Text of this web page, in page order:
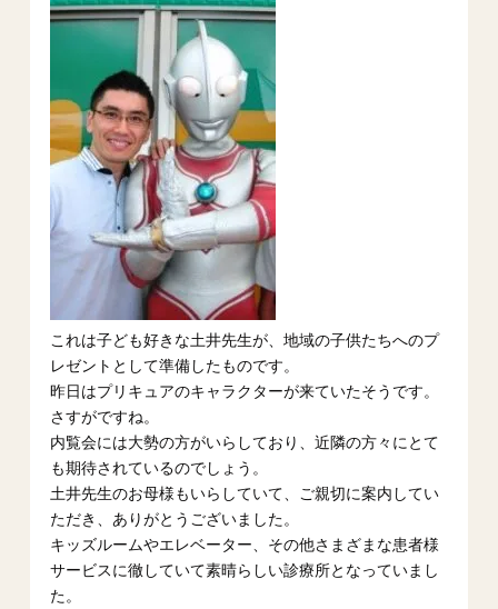
これは子ども好きな土井先生が、地域の子供たちへのプ
レゼントとして準備したものです。
昨日はプリキュアのキャラクターが来ていたそうです。
さすがですね。
内覧会には大勢の方がいらしており、近隣の方々にとて
も期待されているのでしょう。
土井先生のお母様もいらしていて、ご親切に案内してい
ただき、ありがとうございました。
キッズルームやエレベーター、その他さまざまな患者様
サービスに徹していて素晴らしい診療所となっていまし
た。